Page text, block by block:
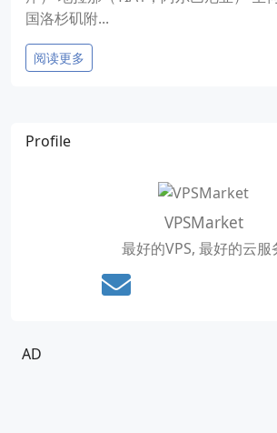
国洛杉矶附...
阅读更多
Profile
VPSMarket
最好的VPS, 最好的云服
AD